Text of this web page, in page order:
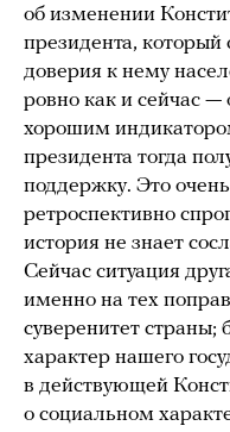
об изменении
президента, который
доверия к нему
ровно как и сейчас —
хорошим
президента тогда
поддержку. Это
ретроспективно
история не знает
Сейчас ситуация
именно на тех
суверенитет
характер нашего
в действующей
о социальном